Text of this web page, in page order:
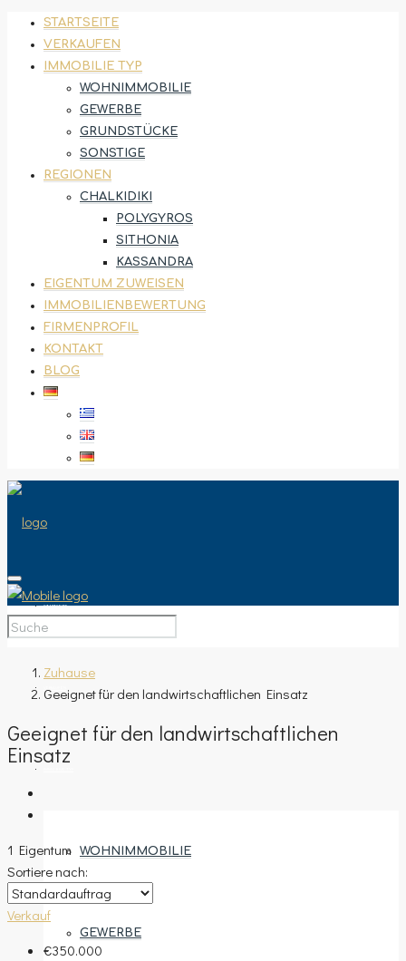
STARTSEITE
VERKAUFEN
IMMOBILIE TYP
WOHNIMMOBILIE
GEWERBE
GRUNDSTÜCKE
SONSTIGE
REGIONEN
CHALKIDIKI
POLYGYROS
SITHONIA
KASSANDRA
EIGENTUM ZUWEISEN
IMMOBILIENBEWERTUNG
FIRMENPROFIL
KONTAKT
BLOG
STARTSEITE
WOHNIMMOBILIE
GEWERBE
Zuhause
Geeignet für den landwirtschaftlichen Einsatz
Geeignet für den landwirtschaftlichen
Einsatz
1 Eigentum
Sortiere nach:
Verkauf
€350.000